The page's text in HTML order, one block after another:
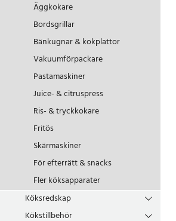
Äggkokare
Bordsgrillar
Bänkugnar & kokplattor
Vakuumförpackare
Pastamaskiner
Juice- & citruspress
Ris- & tryckkokare
Fritös
Skärmaskiner
För efterrätt & snacks
Fler köksapparater
Köksredskap
Kökstillbehör